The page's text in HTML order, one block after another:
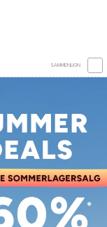
SAMMENLIGN